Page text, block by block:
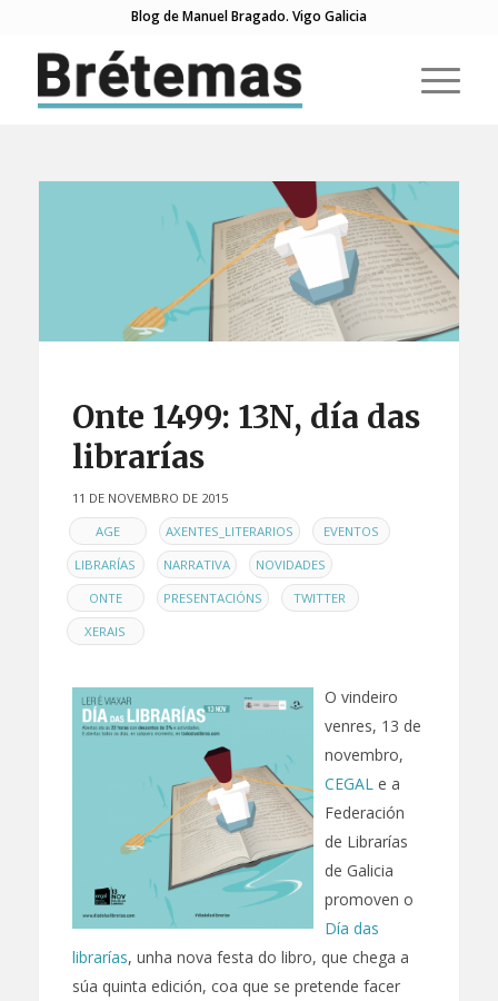
Blog de Manuel Bragado. Vigo Galicia
Onte 1499: 13N, día das
librarías
11 DE NOVEMBRO DE 2015
EN
AGE , AXENTES_LITERARIOS , EVENTOS ,
LIBRARÍAS , NARRATIVA , NOVIDADES ,
ONTE , PRESENTACIÓNS , TWITTER ,
XERAIS
O vindeiro
venres, 13 de
novembro,
CEGAL e a
Federación
de Librarías
de Galicia
promoven o
Día das
librarías, unha nova festa do libro, que chega a
súa quinta edición, coa que se pretende facer